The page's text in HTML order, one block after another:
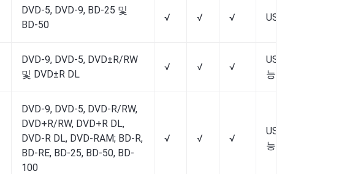
DVD-5, DVD-9, BD-25 및
BD-50
√ √ √ US$54.95에서
DVD-9, DVD-5, DVD±R/RW
및 DVD±R DL
√ √ √
US$46.99부터 (
능)
DVD-9, DVD-5, DVD-R/RW,
DVD+R/RW, DVD+R DL,
DVD-R DL, DVD-RAM; BD-R,
BD-RE, BD-25, BD-50, BD-
100
√ √ √
US$29.95부터 (
능)